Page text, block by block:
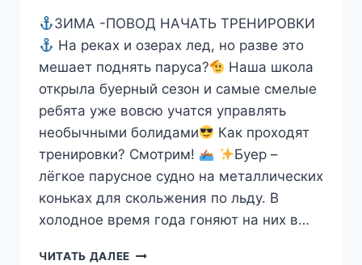
ЗИМА -ПОВОД НАЧАТЬ ТРЕНИРОВКИ
На реках и озерах лед, но разве это
мешает поднять паруса?
Наша школа
открыла буерный сезон и самые смелые
ребята уже вовсю учатся управлять
необычными болидами
Как проходят
тренировки? Смотрим!
Буер –
лёгкое парусное судно на металлических
коньках для скольжения по льду. В
холодное время года гоняют на них в…
ЧИТАТЬ ДАЛЕЕ ДЕТСКАЯ